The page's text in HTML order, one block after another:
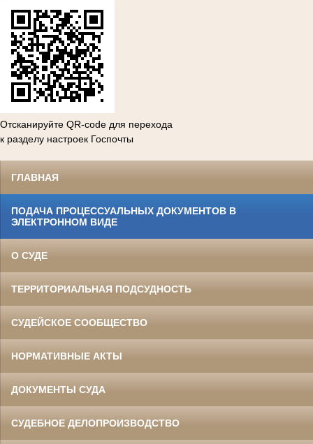
Отсканируйте QR-code для перехода
к разделу настроек Госпочты
ГЛАВНАЯ
ПОДАЧА ПРОЦЕССУАЛЬНЫХ ДОКУМЕНТОВ В
ЭЛЕКТРОННОМ ВИДЕ
О СУДЕ
ТЕРРИТОРИАЛЬНАЯ ПОДСУДНОСТЬ
СУДЕЙСКОЕ СООБЩЕСТВО
НОРМАТИВНЫЕ АКТЫ
ДОКУМЕНТЫ СУДА
СУДЕБНОЕ ДЕЛОПРОИЗВОДСТВО